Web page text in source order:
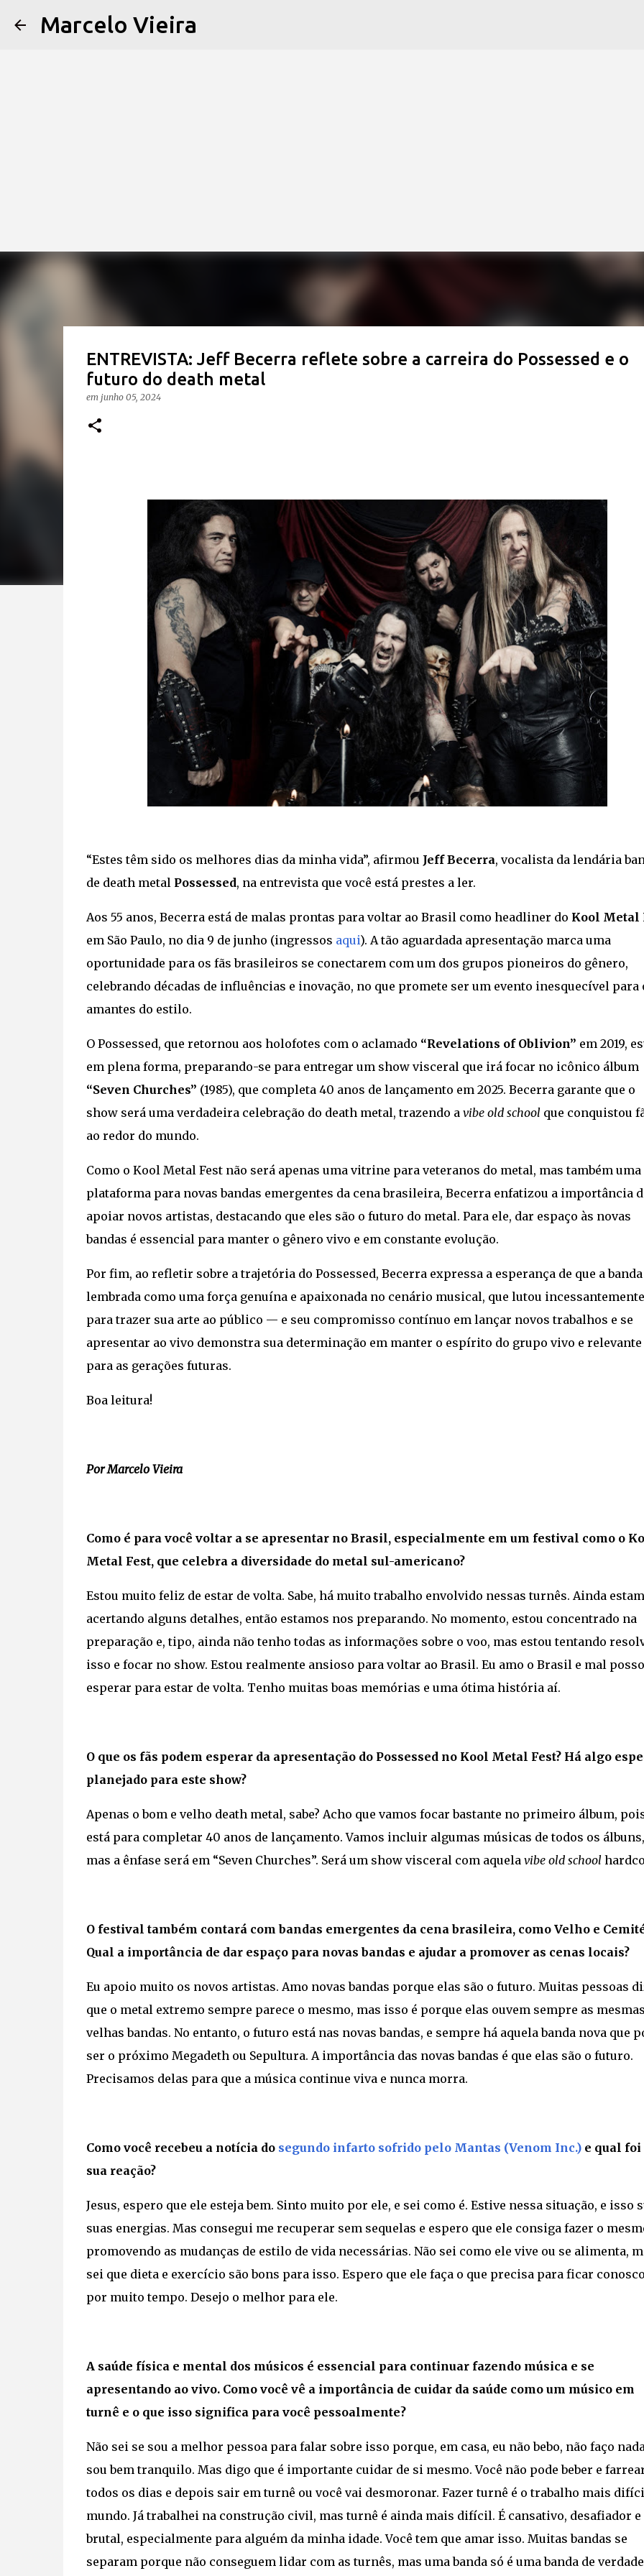
Marcelo Vieira
ENTREVISTA: Jeff Becerra reflete sobre a carreira do Possessed e o
futuro do death metal
em junho 05, 2024
“Estes têm sido os melhores dias da minha vida”, afirmou Jeff Becerra, vocalista da lendária
de death metal Possessed, na entrevista que você está prestes a ler.
Aos 55 anos, Becerra está de malas prontas para voltar ao Brasil como headliner do Kool Metal
em São Paulo, no dia 9 de junho (ingressos aqui). A tão aguardada apresentação marca uma
oportunidade para os fãs brasileiros se conectarem com um dos grupos pioneiros do gênero,
celebrando décadas de influências e inovação, no que promete ser um evento inesquecível para
amantes do estilo.
O Possessed, que retornou aos holofotes com o aclamado “Revelations of Oblivion” em 2019,
em plena forma, preparando-se para entregar um show visceral que irá focar no icônico álbum
“Seven Churches” (1985), que completa 40 anos de lançamento em 2025. Becerra garante que o
show será uma verdadeira celebração do death metal, trazendo a vibe old schoolque conquistou
ao redor do mundo.
Como o Kool Metal Fest não será apenas uma vitrine para veteranos do metal, mas também uma
plataforma para novas bandas emergentes da cena brasileira, Becerra enfatizou a importância
apoiar novos artistas, destacando que eles são o futuro do metal. Para ele, dar espaço às novas
bandas é essencial para manter o gênero vivo e em constante evolução.
Por fim, ao refletir sobre a trajetória do Possessed, Becerra expressa a esperança de que a banda
lembrada como uma força genuína e apaixonada no cenário musical, que lutou incessantemente
para trazer sua arte ao público — e seu compromisso contínuo em lançar novos trabalhos e se
apresentar ao vivo demonstra sua determinação em manter o espírito do grupo vivo e relevante
para as gerações futuras.
Boa leitura!
Por Marcelo Vieira
Como é para você voltar a se apresentar no Brasil, especialmente em um festival como o
Metal Fest, que celebra a diversidade do metal sul-americano?
Estou muito feliz de estar de volta. Sabe, há muito trabalho envolvido nessas turnês. Ainda
acertando alguns detalhes, então estamos nos preparando. No momento, estou concentrado na
preparação e, tipo, ainda não tenho todas as informações sobre o voo, mas estou tentando
isso e focar no show. Estou realmente ansioso para voltar ao Brasil. Eu amo o Brasil e mal posso
esperar para estar de volta. Tenho muitas boas memórias e uma ótima história aí.
O que os fãs podem esperar da apresentação do Possessed no Kool Metal Fest? Há algo
planejado para este show?
Apenas o bom e velho death metal, sabe? Acho que vamos focar bastante no primeiro álbum,
está para completar 40 anos de lançamento. Vamos incluir algumas músicas de todos os álbuns,
mas a ênfase será em “Seven Churches”. Será um show visceral com aquela vibe old school
O festival também contará com bandas emergentes da cena brasileira, como Velho e
Qual a importância de dar espaço para novas bandas e ajudar a promover as cenas locais?
Eu apoio muito os novos artistas. Amo novas bandas porque elas são o futuro. Muitas pessoas
que o metal extremo sempre parece o mesmo, mas isso é porque elas ouvem sempre as mesmas
velhas bandas. No entanto, o futuro está nas novas bandas, e sempre há aquela banda nova que
ser o próximo Megadeth ou Sepultura. A importância das novas bandas é que elas são o futuro.
Precisamos delas para que a música continue viva e nunca morra.
Como você recebeu a notícia do segundo infarto sofrido pelo Mantas (Venom Inc.)e qual foi
sua reação?
Jesus, espero que ele esteja bem. Sinto muito por ele, e sei como é. Estive nessa situação, e isso
suas energias. Mas consegui me recuperar sem sequelas e espero que ele consiga fazer o
promovendo as mudanças de estilo de vida necessárias. Não sei como ele vive ou se alimenta,
sei que dieta e exercício são bons para isso. Espero que ele faça o que precisa para ficar conosco
por muito tempo. Desejo o melhor para ele.
A saúde física e mental dos músicos é essencial para continuar fazendo música e se
apresentando ao vivo. Como você vê a importância de cuidar da saúde como um músico em
turnê e o que isso significa para você pessoalmente?
Não sei se sou a melhor pessoa para falar sobre isso porque, em casa, eu não bebo, não faço
sou bem tranquilo. Mas digo que é importante cuidar de si mesmo. Você não pode beber e
todos os dias e depois sair em turnê ou você vai desmoronar. Fazer turnê é o trabalho mais
mundo. Já trabalhei na construção civil, mas turnê é ainda mais difícil. É cansativo, desafiador e
brutal, especialmente para alguém da minha idade. Você tem que amar isso. Muitas bandas se
separam porque não conseguem lidar com as turnês, mas uma banda só é uma banda de verdade